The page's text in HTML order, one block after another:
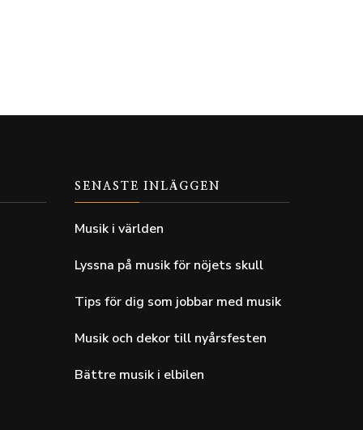
SENASTE INLÄGGEN
Musik i världen
Lyssna på musik för nöjets skull
Tips för dig som jobbar med musik
Musik och dekor till nyårsfesten
Bättre musik i elbilen